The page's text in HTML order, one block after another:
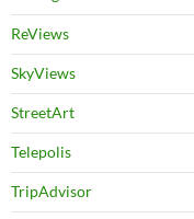
ReViews
SkyViews
StreetArt
Telepolis
TripAdvisor